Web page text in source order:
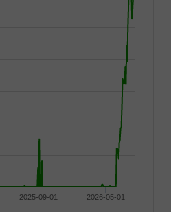
2025-09-01 2026-05-01